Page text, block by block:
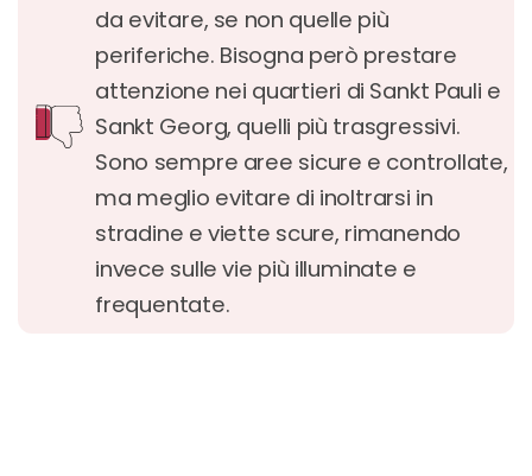
da evitare, se non quelle più
periferiche. Bisogna però prestare
attenzione nei quartieri di Sankt Pauli e
Sankt Georg, quelli più trasgressivi.
Sono sempre aree sicure e controllate,
ma meglio evitare di inoltrarsi in
stradine e viette scure, rimanendo
invece sulle vie più illuminate e
frequentate.